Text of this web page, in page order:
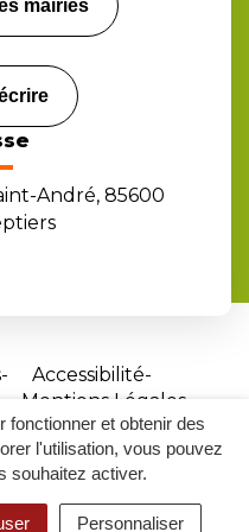
fonctionner et obtenir des
l'utilisation, vous pouvez
souhaitez activer.
Personnaliser
mairies
André, 85600
Accessibilité
Mentions Légales